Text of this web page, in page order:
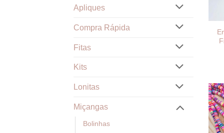
Apliques
Compra Rápida
Fitas
Kits
Lonitas
Miçangas
Bolinhas